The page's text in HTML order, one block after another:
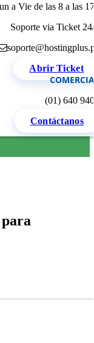
a Vie de las 8 a las
Soporte via Ticket
Abrir Ticket
(01) 640
Contáctanos